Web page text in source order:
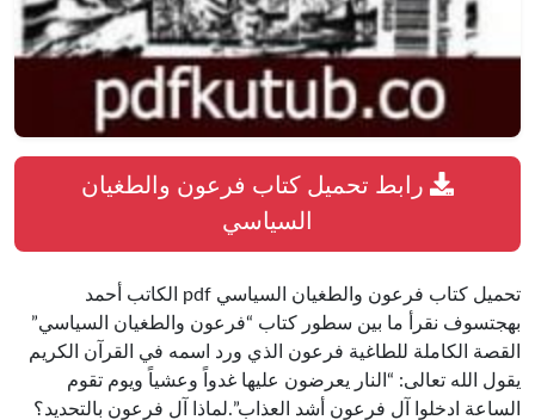
رابط تحميل كتاب فرعون والطغيان
السياسي
تحميل كتاب فرعون والطغيان السياسي pdf الكاتب أحمد
بهجتسوف نقرأ ما بين سطور كتاب “فرعون والطغيان السياسي”
القصة الكاملة للطاغية فرعون الذي ورد اسمه في القرآن الكريم
يقول الله تعالى: “النار يعرضون عليها غدواً وعشياً ويوم تقوم
الساعة ادخلوا آل فرعون أشد العذاب”.لماذا آل فرعون بالتحديد؟